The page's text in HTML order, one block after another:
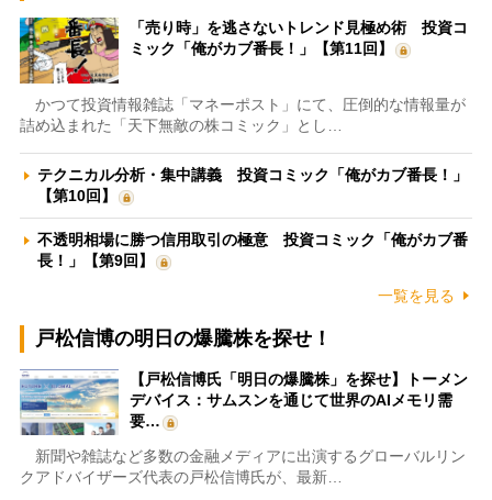
「売り時」を逃さないトレンド見極め術 投資コ
ミック「俺がカブ番長！」【第11回】
かつて投資情報雑誌「マネーポスト」にて、圧倒的な情報量が
詰め込まれた「天下無敵の株コミック」とし…
テクニカル分析・集中講義 投資コミック「俺がカブ番長！」
【第10回】
不透明相場に勝つ信用取引の極意 投資コミック「俺がカブ番
長！」【第9回】
一覧を見る
戸松信博の明日の爆騰株を探せ！
【戸松信博氏「明日の爆騰株」を探せ】トーメン
デバイス：サムスンを通じて世界のAIメモリ需
要…
新聞や雑誌など多数の金融メディアに出演するグローバルリン
クアドバイザーズ代表の戸松信博氏が、最新…